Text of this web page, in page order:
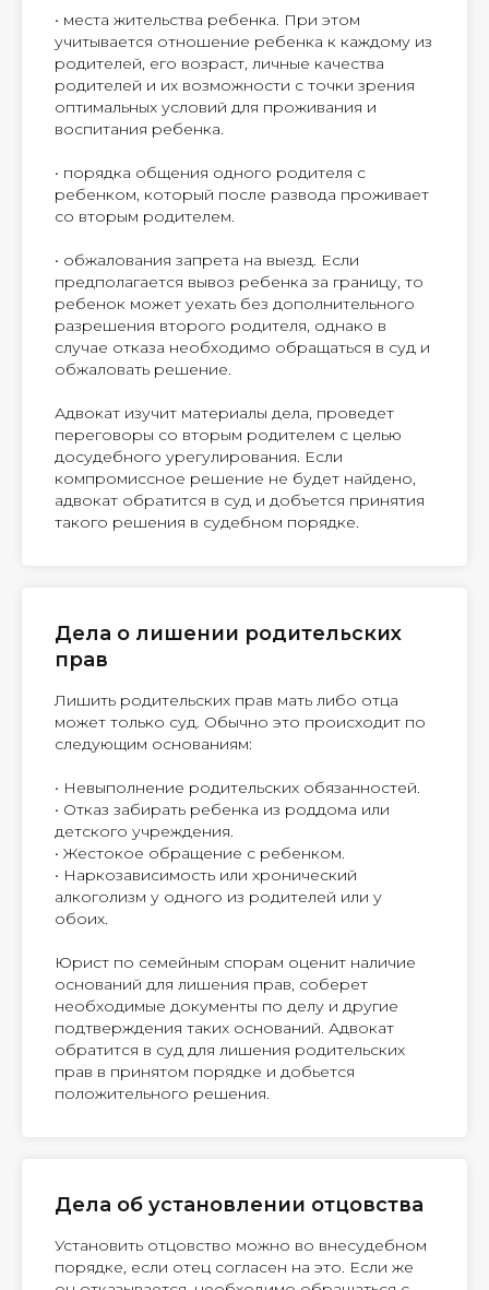
• места жительства ребенка. При этом
учитывается отношение ребенка к каждому из
родителей, его возраст, личные качества
родителей и их возможности с точки зрения
оптимальных условий для проживания и
воспитания ребенка.
• порядка общения одного родителя с
ребенком, который после развода проживает
со вторым родителем.
• обжалования запрета на выезд. Если
предполагается вывоз ребенка за границу, то
ребенок может уехать без дополнительного
разрешения второго родителя, однако в
случае отказа необходимо обращаться в суд и
обжаловать решение.
Адвокат изучит материалы дела, проведет
переговоры со вторым родителем с целью
досудебного урегулирования. Если
компромиссное решение не будет найдено,
адвокат обратится в суд и добъется принятия
такого решения в судебном порядке.
Дела о лишении родительских
прав
Лишить родительских прав мать либо отца
может только суд. Обычно это происходит по
следующим основаниям:
• Невыполнение родительских обязанностей.
• Отказ забирать ребенка из роддома или
детского учреждения.
• Жестокое обращение с ребенком.
• Наркозависимость или хронический
алкоголизм у одного из родителей или у
обоих.
Юрист по семейным спорам оценит наличие
оснований для лишения прав, соберет
необходимые документы по делу и другие
подтверждения таких оснований. Адвокат
обратится в суд для лишения родительских
прав в принятом порядке и добьется
положительного решения.
Дела об установлении отцовства
Установить отцовство можно во внесудебном
порядке, если отец согласен на это. Если же